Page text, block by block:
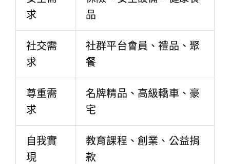
求
品
社交需
求
社群平台會員、禮品、聚
餐
尊重需
求
名牌精品、高級轎車、豪
宅
自我實
現
教育課程、創業、公益捐
款